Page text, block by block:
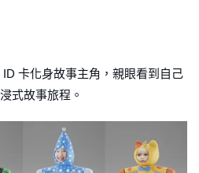
卡化身故事主角，親眼看到自己
式故事旅程。